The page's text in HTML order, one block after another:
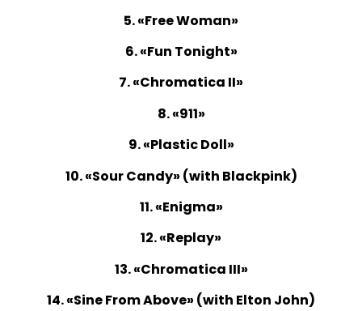
5. «Free Woman»
6. «Fun Tonight»
7. «Chromatica II»
8. «911»
9. «Plastic Doll»
10. «Sour Candy» (with Blackpink)
11. «Enigma»
12. «Replay»
13. «Chromatica III»
14. «Sine From Above» (with Elton John)